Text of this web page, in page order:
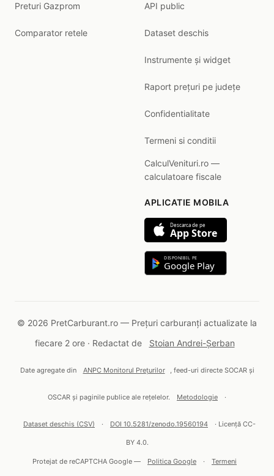
Preturi Gazprom
Comparator retele
API public
Dataset deschis
Instrumente și widget
Raport prețuri pe județe
Confidentialitate
Termeni si conditii
CalculVenituri.ro —
calculatoare fiscale
APLICATIE MOBILA
Descarca de pe
App Store
DISPONIBIL PE
Google Play
© 2026 PretCarburant.ro — Prețuri carburanți actualizate la
fiecare 2 ore · Redactat de
Stoian Andrei-Șerban
Date agregate din ANPC Monitorul Prețurilor , feed-uri directe SOCAR și
OSCAR și paginile publice ale rețelelor. Metodologie ·
Dataset deschis (CSV) · DOI 10.5281/zenodo.19560194 · Licență CC-
BY 4.0.
Protejat de reCAPTCHA Google — Politica Google · Termeni